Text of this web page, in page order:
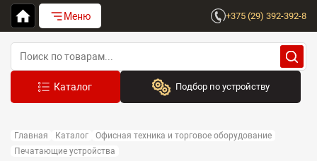
Меню +375 (29) 392-392-8
Подбор по устройству
Выберите бренд
Главная Каталог
Офисная техника и торговое оборудование
Печатающие устройства